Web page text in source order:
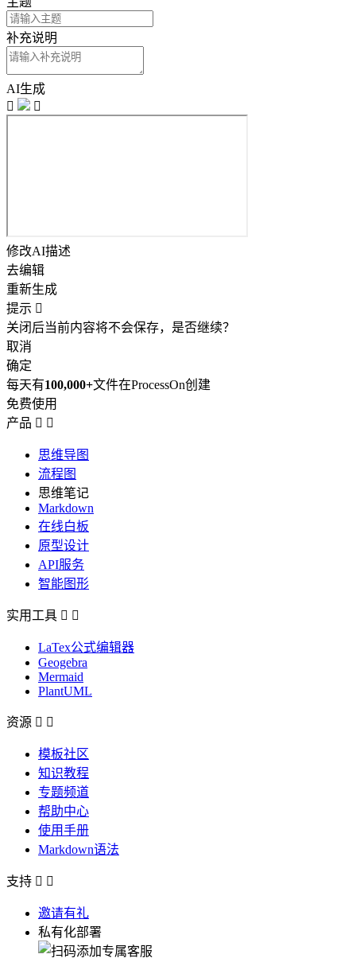
补充说明
AI生成


修改AI描述
去编辑
重新生成
提示 
关闭后当前内容将不会保存，是否继续？
取消
确定
每天有100,000+文件在ProcessOn创建
免费使用
产品  
思维导图
流程图
思维笔记
Markdown
在线白板
原型设计
API服务
智能图形
实用工具  
LaTex公式编辑器
Geogebra
Mermaid
PlantUML
资源  
模板社区
知识教程
专题频道
帮助中心
使用手册
Markdown语法
支持  
邀请有礼
私有化部署